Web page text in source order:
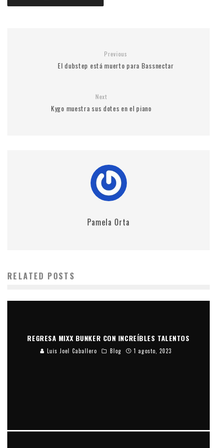
Previous
El dubstep está muerto para Bassnectar
Next
Kygo muestra sus dotes en el piano
Pamela Orta
RELATED POSTS
REGRESA MIXX BUNKER CON INCREÍBLES TALENTOS
Luis Joel Caballero Blog 1 agosto, 2023